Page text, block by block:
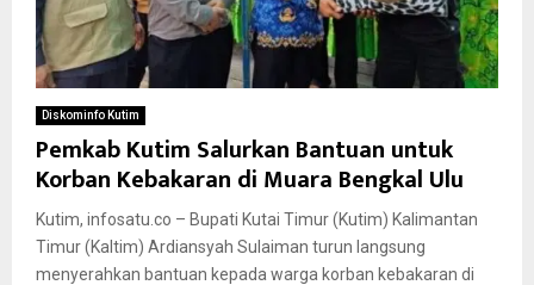
Diskominfo Kutim
Pemkab Kutim Salurkan Bantuan untuk
Korban Kebakaran di Muara Bengkal Ulu
Kutim, infosatu.co – Bupati Kutai Timur (Kutim) Kalimantan
Timur (Kaltim) Ardiansyah Sulaiman turun langsung
menyerahkan bantuan kepada warga korban kebakaran di